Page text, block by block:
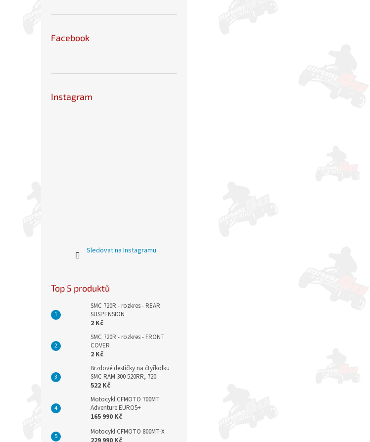
Facebook
Instagram
Sledovat na Instagramu
Top 5 produktů
SMC 720R - rozkres - REAR
SUSPENSION
2 Kč
SMC 720R - rozkres - FRONT
COVER
2 Kč
Brzdové destičky na čtyřkolku
SMC RAM 300 520RR, 720
522 Kč
Motocykl CFMOTO 700MT
Adventure EURO5+
165 990 Kč
Motocykl CFMOTO 800MT-X